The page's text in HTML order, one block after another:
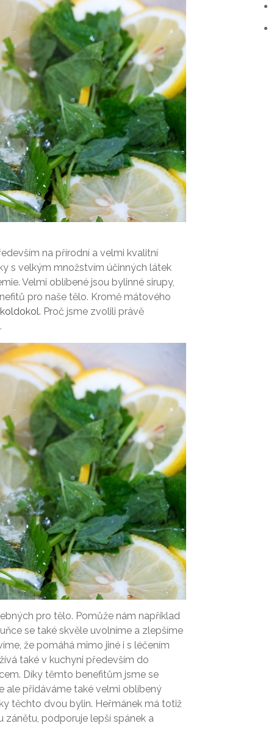
na přírodní a velmi kvalitní
s velkým množstvím účinných látek
Velmi oblíbené jsou bylinné sirupy,
pro naše tělo. Kromě mátového
. Proč jsme zvolili právě
pro tělo. Pomůže nám například
se také skvěle uvolníme a zlepšíme
že pomáhá mimo jiné i s léčením
také v kuchyni především do
Díky těmto benefitům jsme se
ale přidáváme také velmi oblíbený
těchto dvou bylin. Heřmánek má totiž
zánětu, podporuje lepší spánek a